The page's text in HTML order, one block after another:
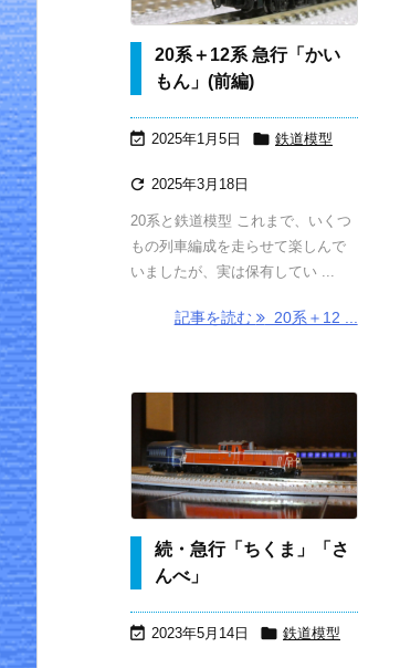
20系＋12系 急行「かい
もん」(前編)
 2025年1月5日  鉄道模型
 2025年3月18日
20系と鉄道模型 これまで、いくつ
もの列車編成を走らせて楽しんで
いましたが、実は保有してい ...
記事を読む 20系＋12 ...
続・急行「ちくま」「さ
んべ」
 2023年5月14日  鉄道模型